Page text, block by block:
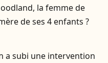
la femme de
de ses 4 enfants ?
a subi une intervention